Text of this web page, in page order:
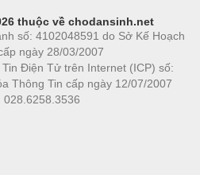
thuộc về chodansinh.net
số: 4102048591 do Sở Kế Hoạch
ngày 28/03/2007
Điện Tử trên Internet (ICP) số:
Thông Tin cấp ngày 12/07/2007
028.6258.3536